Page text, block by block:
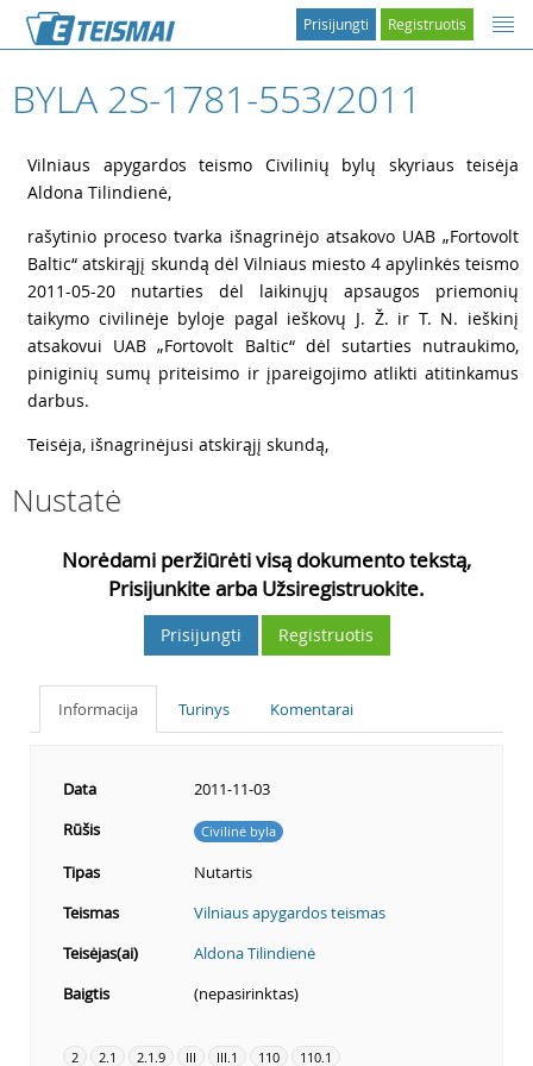
Registruotis
Prisijungti
BYLA 2S-1781-553/2011
Vilniaus apygardos teismo Civilinių bylų skyriaus teisėja
Aldona Tilindienė,
rašytinio proceso tvarka išnagrinėjo atsakovo UAB „Fortovolt
Baltic“ atskirąjį skundą dėl Vilniaus miesto 4 apylinkės teismo
2011-05-20 nutarties dėl laikinųjų apsaugos priemonių
taikymo civilinėje byloje pagal ieškovų J. Ž. ir T. N. ieškinį
atsakovui UAB „Fortovolt Baltic“ dėl sutarties nutraukimo,
piniginių sumų priteisimo ir įpareigojimo atlikti atitinkamus
darbus.
Teisėja, išnagrinėjusi atskirąjį skundą,
Nustatė
Norėdami peržiūrėti visą dokumento tekstą,
Prisijunkite arba Užsiregistruokite.
Prisijungti Registruotis
Informacija Turinys Komentarai
Data
2011-11-03
Rūšis
Civilinė byla
Tipas
Nutartis
Teismas
Vilniaus apygardos teismas
Teisėjas(ai)
Aldona Tilindienė
Baigtis
(nepasirinktas)
2 2.1 2.1.9 III III.1 110 110.1